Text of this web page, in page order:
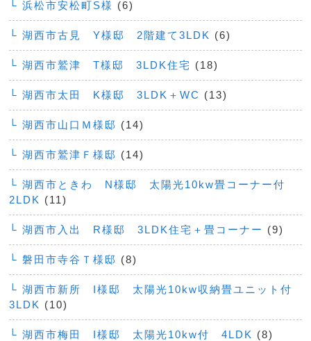
└ 浜松市安松町S様 (6)
└ 湖西市古見 Y様邸 2階建て3LDK (6)
└ 湖西市鷲津 T様邸 3LDK住宅 (18)
└ 湖西市太田 K様邸 3LDK＋WC (13)
└ 湖西市山口Ｍ様邸 (14)
└ 湖西市鷲津Ｆ様邸 (14)
└ 湖西市ときわ N様邸 太陽光10kw畳コーナー付
2LDK (11)
└ 湖西市入出 R様邸 3LDK住宅＋畳コーナー (9)
└ 磐田市寺谷Ｔ様邸 (8)
└ 湖西市新所 I様邸 太陽光10kw収納畳ユニット付
3LDK (10)
└ 湖西市梅田 I様邸 太陽光10kw付 4LDK (8)